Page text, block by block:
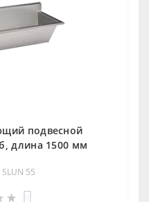
подвесной
длина 1500 мм
55